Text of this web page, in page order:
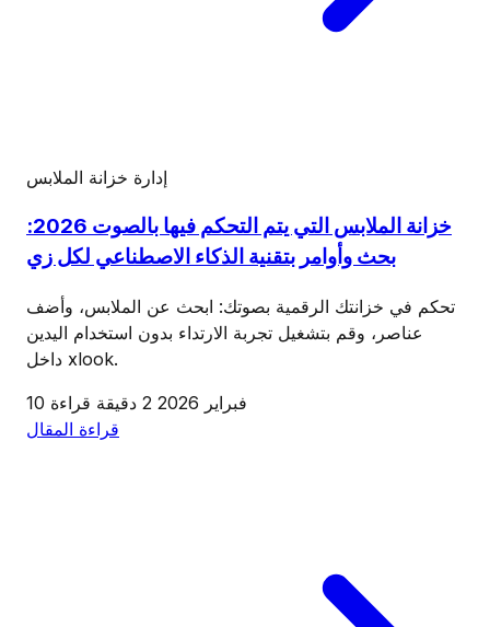
إدارة خزانة الملابس
خزانة الملابس التي يتم التحكم فيها بالصوت 2026:
بحث وأوامر بتقنية الذكاء الاصطناعي لكل زي
تحكم في خزانتك الرقمية بصوتك: ابحث عن الملابس، وأضف
عناصر، وقم بتشغيل تجربة الارتداء بدون استخدام اليدين
داخل xlook.
10 فبراير 2026
2 دقيقة قراءة
قراءة المقال